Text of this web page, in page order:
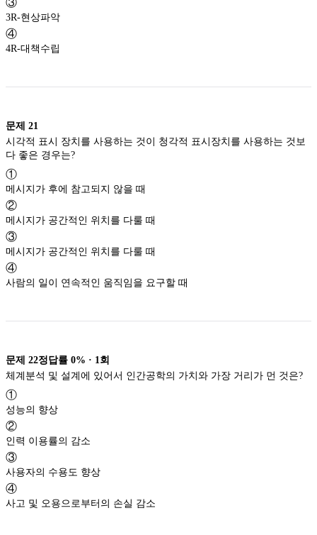
3R-현상파악
④
4R-대책수립
문제 21
시각적 표시 장치를 사용하는 것이 청각적 표시장치를 사용하는 것보
다 좋은 경우는?
①
메시지가 후에 참고되지 않을 때
②
메시지가 공간적인 위치를 다룰 때
③
메시지가 공간적인 위치를 다룰 때
④
사람의 일이 연속적인 움직임을 요구할 때
문제 22정답률 0% · 1 회
체계분석 및 설계에 있어서 인간공학의 가치와 가장 거리가 먼 것은?
①
성능의 향상
②
인력 이용률의 감소
③
사용자의 수용도 향상
④
사고 및 오용으로부터의 손실 감소